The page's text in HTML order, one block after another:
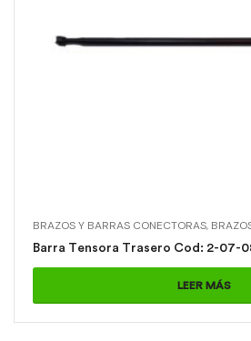
BRAZOS Y BARRAS CONECTORAS, BRAZOS Y
Barra Tensora Trasero Cod:
LEER MÁS